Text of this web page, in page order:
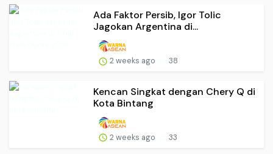
Ada Faktor Persib, Igor Tolic
Jagokan Argentina di...
2 weeks ago 38
Kencan Singkat dengan Chery Q di
Kota Bintang
2 weeks ago 33